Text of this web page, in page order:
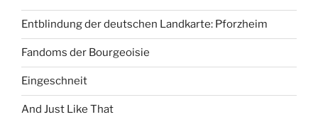
Entblindung der deutschen Landkarte: Pforzheim
Fandoms der Bourgeoisie
Eingeschneit
And Just Like That